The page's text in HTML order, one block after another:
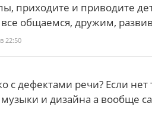
приходите и приводите
общаемся, дружим,
22:50
с дефектами речи? Если
и дизайна а вообще